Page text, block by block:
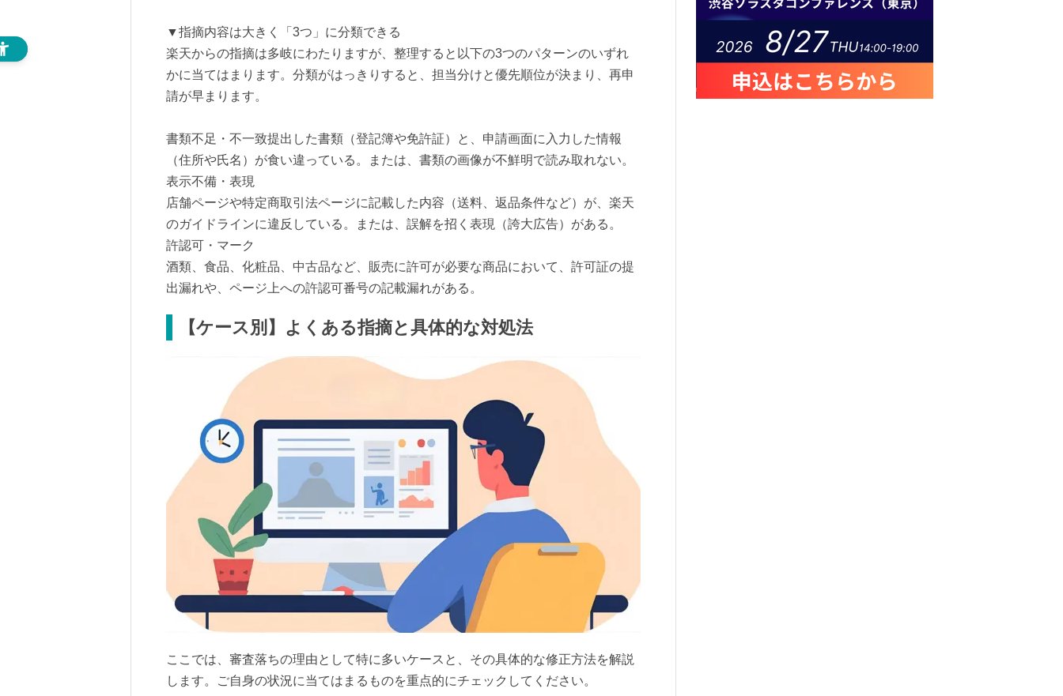
▼指摘内容は大きく「3つ」に分類できる
楽天からの指摘は多岐にわたりますが、整理すると以下の3つのパターンのいずれ
かに当てはまります。分類がはっきりすると、担当分けと優先順位が決まり、再申
請が早まります。
書類不足・不一致提出した書類（登記簿や免許証）と、申請画面に入力した情報
（住所や氏名）が食い違っている。または、書類の画像が不鮮明で読み取れない。
表示不備・表現
店舗ページや特定商取引法ページに記載した内容（送料、返品条件など）が、楽天
のガイドラインに違反している。または、誤解を招く表現（誇大広告）がある。
許認可・マーク
酒類、食品、化粧品、中古品など、販売に許可が必要な商品において、許可証の提
出漏れや、ページ上への許認可番号の記載漏れがある。
【ケース別】よくある指摘と具体的な対処法
ここでは、審査落ちの理由として特に多いケースと、その具体的な修正方法を解説
します。ご自身の状況に当てはまるものを重点的にチェックしてください。